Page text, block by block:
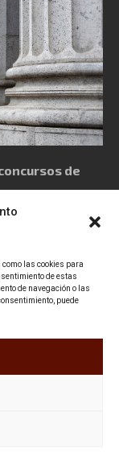
las cookies para
de estas
de navegación o las
puede
de
de cookies